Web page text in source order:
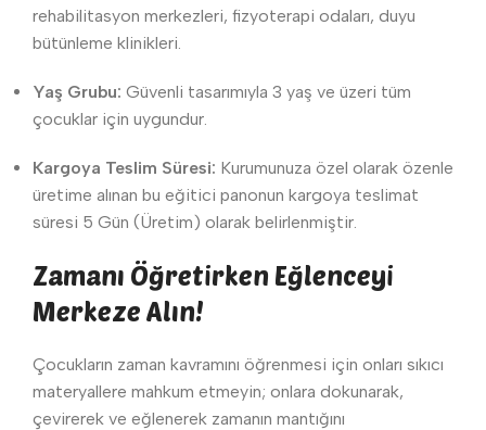
rehabilitasyon merkezleri, fizyoterapi odaları, duyu
bütünleme klinikleri.
Yaş Grubu: Güvenli tasarımıyla 3 yaş ve üzeri tüm
çocuklar için uygundur.
Kargoya Teslim Süresi: Kurumunuza özel olarak özenle
üretime alınan bu eğitici panonun kargoya teslimat
süresi 5 Gün (Üretim) olarak belirlenmiştir.
Zamanı Öğretirken Eğlenceyi
Merkeze Alın!
Çocukların zaman kavramını öğrenmesi için onları sıkıcı
materyallere mahkum etmeyin; onlara dokunarak,
çevirerek ve eğlenerek zamanın mantığını